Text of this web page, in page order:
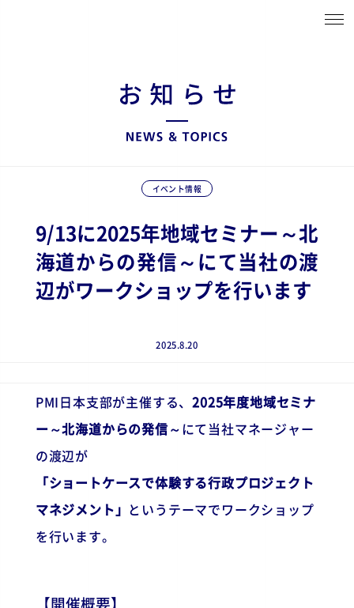
イベント情報
9/13に2025年地域セミナー～北
海道からの発信～にて当社の渡
辺がワークショップを行います
2025.8.20
PMI日本支部が主催する、2025年度地域セミナ
ー～北海道からの発信～にて当社マネージャー
の渡辺が
「ショートケースで体験する行政プロジェクト
マネジメント」 というテーマでワークショップ
を行います。
【開催概要】